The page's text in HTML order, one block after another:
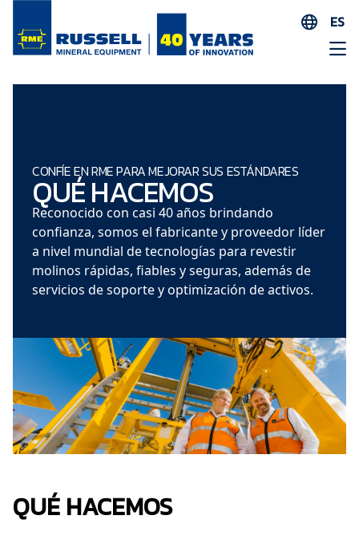
ES
EN
AR
CONFÍE EN RME PARA MEJORAR SUS ESTÁNDARES
QUÉ HACEMOS
Reconocido con casi 40 años brindando
confianza, somos el fabricante y proveedor líder
a nivel mundial de tecnologías para revestir
molinos rápidas, fiables y seguras, además de
servicios de soporte y optimización de activos.
QUÉ HACEMOS